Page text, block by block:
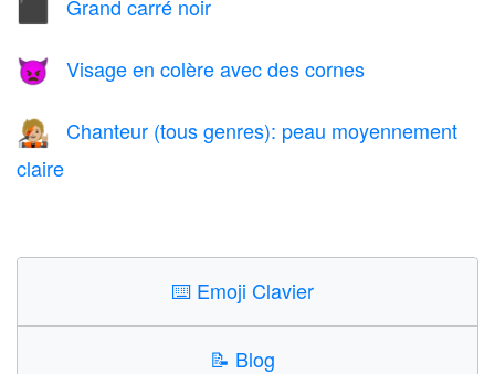
⬛ Grand carré noir
👿 Visage en colère avec des cornes
🧑🏼‍🎤
Chanteur (tous genres): peau moyennement
claire
⌨️ Emoji Clavier
📝 Blog